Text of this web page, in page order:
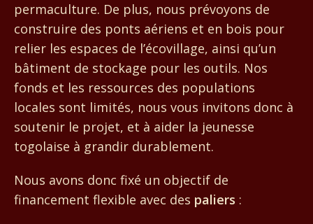
permaculture. De plus, nous prévoyons de
construire des ponts aériens et en bois pour
relier les espaces de l’écovillage, ainsi qu’un
bâtiment de stockage pour les outils. Nos
fonds et les ressources des populations
locales sont limités, nous vous invitons donc à
soutenir le projet, et à aider la jeunesse
togolaise à grandir durablement.
Nous avons donc fixé un objectif de
financement flexible avec des paliers :